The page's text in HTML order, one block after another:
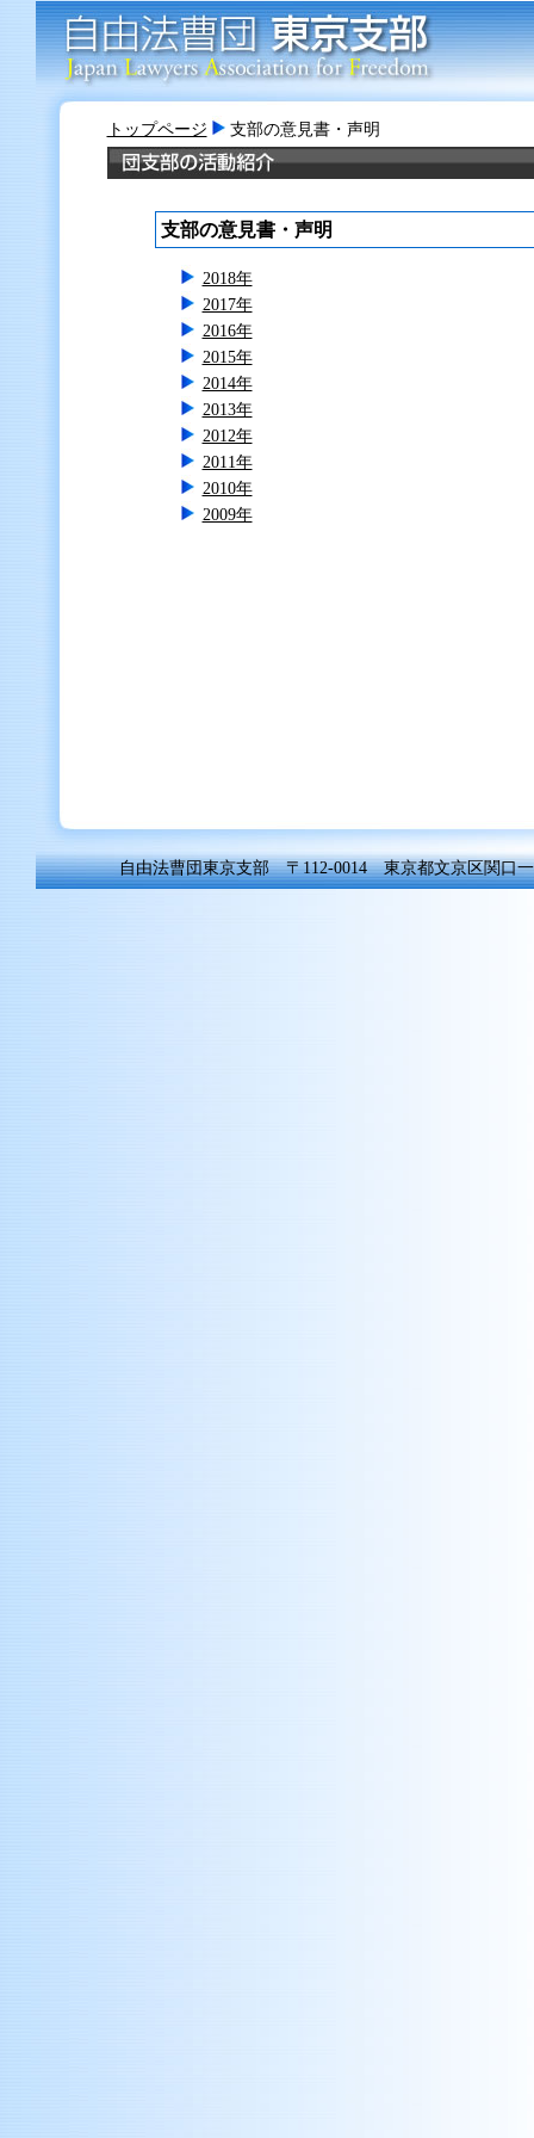
トップページ 支部の意見書・声明
支部の意見書・声明
2018年
2017年
2016年
2015年
2014年
2013年
2012年
2011年
2010年
2009年
自由法曹団東京支部 〒112-0014 東京都文京区関口